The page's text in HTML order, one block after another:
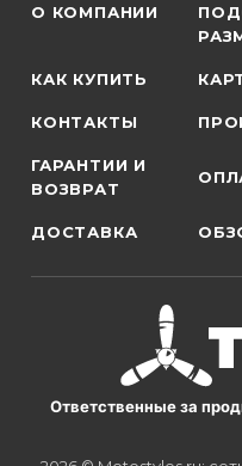
О КОМПАНИИ
КАК КУПИТЬ
КОНТАКТЫ
ГАРАНТИИ И
ВОЗВРАТ
ДОСТАВКА
Ответственные за